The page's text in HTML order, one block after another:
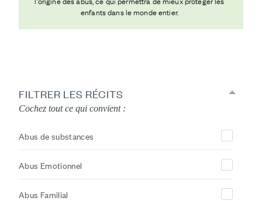
enfants dans le monde entier.
FILTRER LES RÉCITS
Cochez tout ce qui convient :
Abus de substances
Abus Emotionnel
Abus Familial